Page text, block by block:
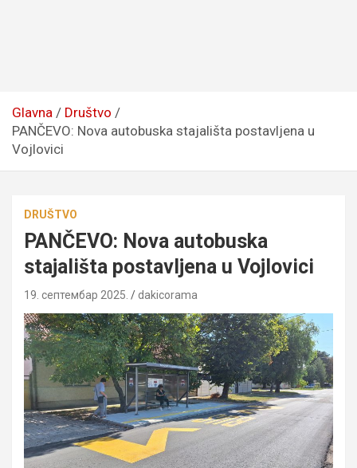
Glavna
Društvo
PANČEVO: Nova autobuska stajališta postavljena u
Vojlovici
DRUŠTVO
PANČEVO: Nova autobuska
stajališta postavljena u Vojlovici
19. септембар 2025. dakicorama